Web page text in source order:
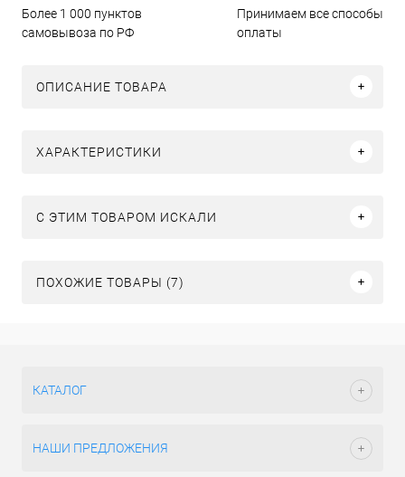
Более 1 000 пунктов
самовывоза по РФ
Принимаем все способы
оплаты
ОПИСАНИЕ ТОВАРА
ХАРАКТЕРИСТИКИ
C ЭТИМ ТОВАРОМ ИСКАЛИ
ПОХОЖИЕ ТОВАРЫ (7)
КАТАЛОГ
НАШИ ПРЕДЛОЖЕНИЯ